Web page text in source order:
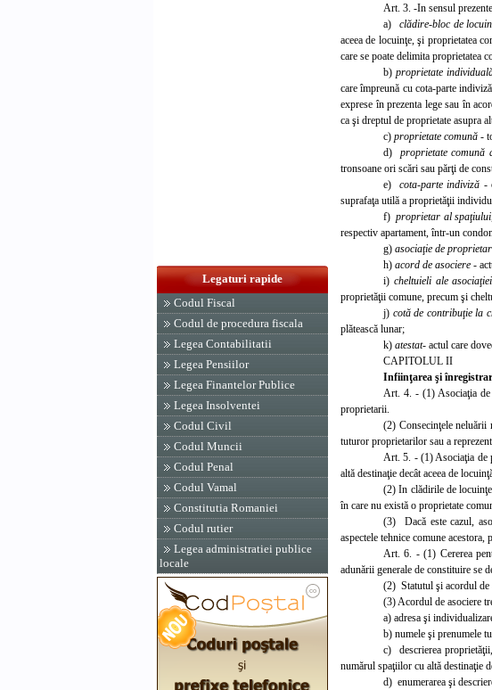
Legaturi rapide
Codul Fiscal
Codul de procedura fiscala
Legea Contabilitatii
Legea Pensiilor
Legea Finantelor Publice
Legea Insolventei
Codul Civil
Codul Muncii
Codul Penal
Codul Vamal
Constitutia Romaniei
Codul rutier
Legea administratiei publice
locale
Art. 3. -In sensul pr
a)clădire-bloc de
aceea de locuinţe, şi proprietatea
care se poate delimita proprietatea
b) proprietate
care împreună cu cota-parte
exprese în prezenta lege sau în
ca şi dreptul de proprietate asupra
c) proprietate comună -
d) proprietate
tronsoane ori scări sau părţi de
e) cota-parte indiviză -
suprafaţa utilă a proprietăţii
f)proprietar al
respectiv apartament, într-un
g) asociaţie de
h) acord de asociere -
i) cheltuieli ale
proprietăţii comune, precum şi
j) cotă de contribuţie la
plătească lunar;
k) atestat- actul care
CAPITOLUL II
Infiinţarea şi
Art. 4. - (1) Asociaţia de
proprietarii.
(2) Consecinţele neluării
tuturor proprietarilor sau a
Art. 5. - (1) Asociaţia de
altă destinaţie decât aceea de
(2) In clădirile de
în care nu există o proprietate
(3) Dacă este cazul,
aspectele tehnice comune acestora,
Art. 6. - (1) Cererea
adunării generale de constituire se
(2) Statutul şi acordul de
(3) Acordul de asociere
a) adresa şi
b) numele şi prenumele
c) descrierea
numărul spaţiilor cu altă destinaţie
d) enumerarea şi